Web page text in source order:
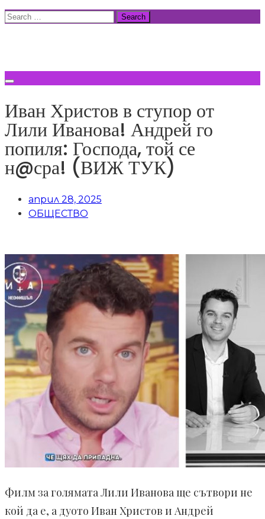
Skip
Search
Иван Христов в ступор от
Лили Иванова! Андрей го
попиля: Господа, той се
н@сра! (ВИЖ ТУК)
април 28, 2025
ОБЩЕСТВО
Филм за голямата Лили Иванова ще сътвори не
кой да е, а дуото Иван Христов и Андрей